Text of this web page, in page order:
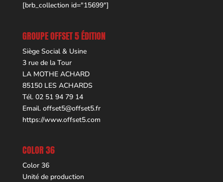
[brb_collection id="15699"]
GROUPE OFFSET 5 ÉDITION
Siège Social & Usine
3 rue de la Tour
LA MOTHE ACHARD
85150 LES ACHARDS
Tél. 02 51 94 79 14
Email. offset5@offset5.fr
https://www.offset5.com
COLOR 36
Color 36
Unité de production